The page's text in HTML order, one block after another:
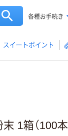
各種お手続き
スイートポイント
1箱（100本